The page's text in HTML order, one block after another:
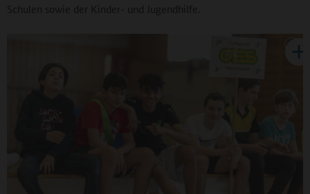
Schulen sowie der Kinder- und Jugendhilfe.